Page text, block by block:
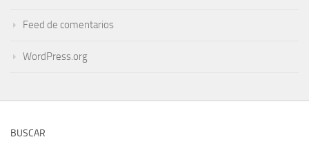
Feed de comentarios
WordPress.org
BUSCAR